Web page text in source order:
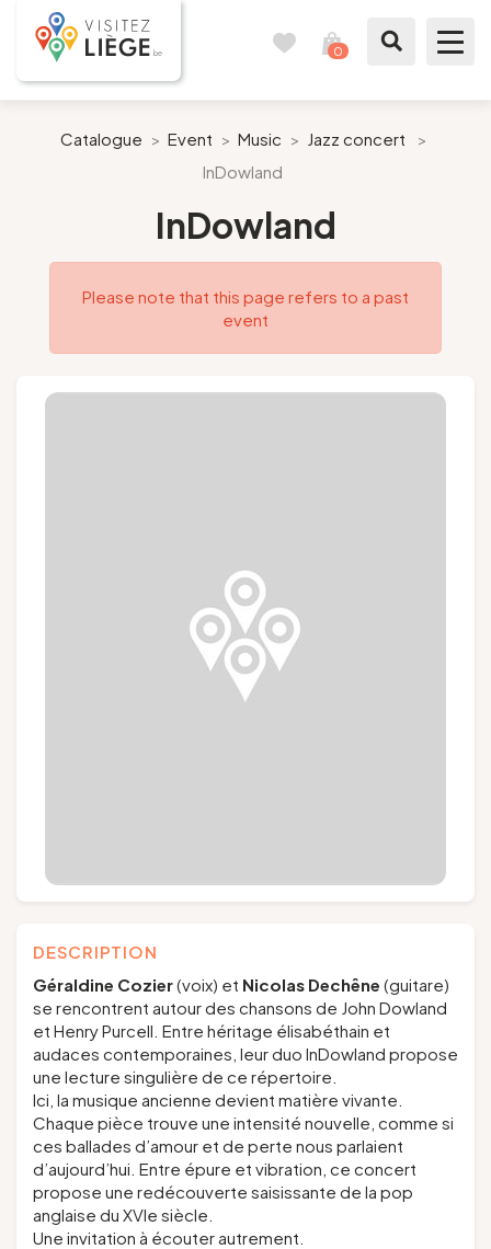
0
Our suggestions
City of Liège
Follow us
Catalogue > Event > Music > Jazz concert
>
InDowland
InDowland
Please note that this page refers to a past
event
DESCRIPTION
Géraldine Cozier(voix) et Nicolas Dechêne (guitare)
se rencontrent autour des chansons de John Dowland
et Henry Purcell. Entre héritage élisabéthain et
audaces contemporaines, leur duo InDowland propose
une lecture singulière de ce répertoire.
Ici, la musique ancienne devient matière vivante.
Chaque pièce trouve une intensité nouvelle, comme si
ces ballades d’amour et de perte nous parlaient
d’aujourd’hui. Entre épure et vibration, ce concert
propose une redécouverte saisissante de la pop
anglaise du XVIe siècle.
Une invitation à écouter autrement.